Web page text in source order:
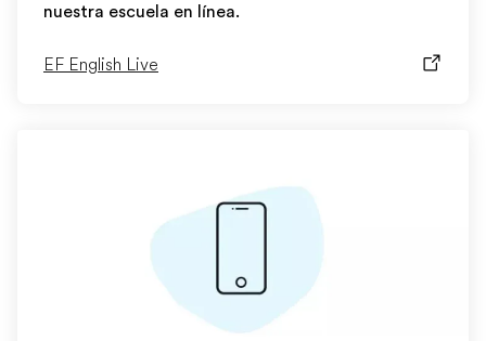
nuestra escuela en línea.
EF English Live